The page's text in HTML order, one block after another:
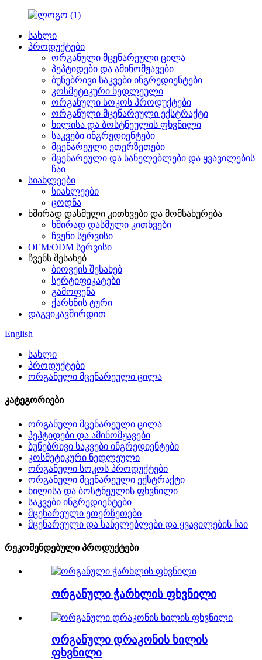
სახლი
პროდუქტები
ორგანული მცენარეული ცილა
პეპტიდები და ამინომჟავები
ბუნებრივი საკვები ინგრედიენტები
კოსმეტიკური ნედლეული
ორგანული სოკოს პროდუქტები
ორგანული მცენარეული ექსტრაქტი
ხილისა და ბოსტნეულის ფხვნილი
საკვები ინგრედიენტები
მცენარეული ეთერზეთები
მცენარეული და სანელებლები და ყვავილების
ჩაი
სიახლეები
სიახლეები
ცოდნა
ხშირად დასმული კითხვები და მომსახურება
ხშირად დასმული კითხვები
ჩვენი სერვისი
OEM/ODM სერვისი
ჩვენს შესახებ
ბიოვეის შესახებ
სერტიფიკატები
გამოფენა
ქარხნის ტური
დაგვიკავშირდით
English
სახლი
პროდუქტები
ორგანული მცენარეული ცილა
კატეგორიები
ორგანული მცენარეული ცილა
პეპტიდები და ამინომჟავები
ბუნებრივი საკვები ინგრედიენტები
კოსმეტიკური ნედლეული
ორგანული სოკოს პროდუქტები
ორგანული მცენარეული ექსტრაქტი
ხილისა და ბოსტნეულის ფხვნილი
საკვები ინგრედიენტები
მცენარეული ეთერზეთები
მცენარეული და სანელებლები და ყვავილების ჩაი
რეკომენდებული პროდუქტები
ორგანული ჭარხლის ფხვნილი
ორგანული დრაკონის ხილის
ფხვნილი